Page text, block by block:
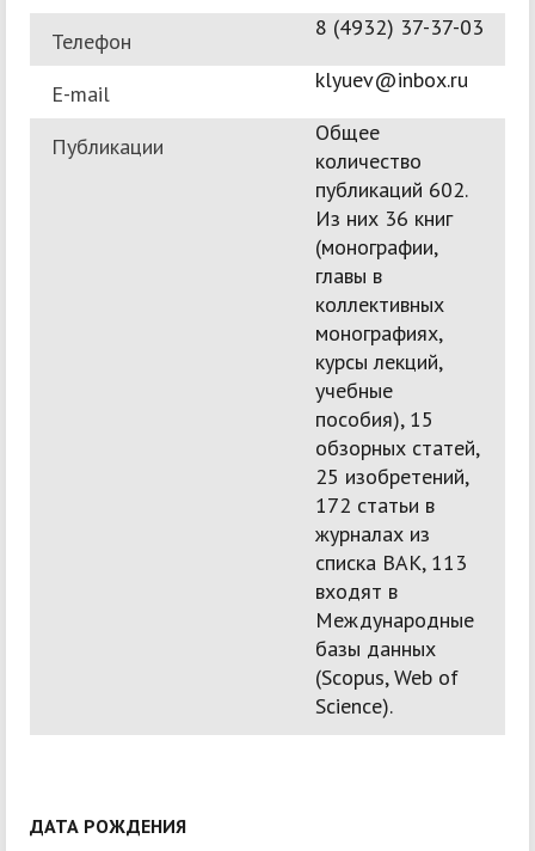
Телефон
8 (4932) 37-37-03
E-mail
klyuev@inbox.ru
Публикации
Общее
количество
публикаций 602.
Из них 36 книг
(монографии,
главы в
коллективных
монографиях,
курсы лекций,
учебные
пособия), 15
обзорных статей,
25 изобретений,
172 статьи в
журналах из
списка ВАК, 113
входят в
Международные
базы данных
(Scopus, Web of
Science).
ДАТА РОЖДЕНИЯ